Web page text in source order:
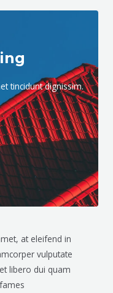
tincidunt dignissim.
at eleifend in
vulputate
libero dui quam